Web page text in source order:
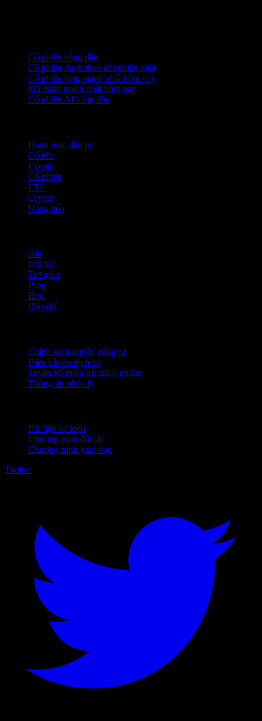
Cổ phiếu hàng đầu
Cổ phiếu được theo dõi nhiều nhất
Cổ phiếu tăng mạnh nhất hôm nay
Mã giảm mạnh nhất hôm nay
Cổ phiếu AI hàng đầu
Danh mục đầu tư
Cổ tức
Events
Cổ phiếu
ETF
Crypto
Hàng hóa
Giá
Đối tác
Trợ giúp
Blog
Học
Báo chí
Chính sách quyền riêng tư
Điều khoản dịch vụ
Tuyên bố miễn trừ trách nhiệm
Thông tin pháp lý
Dữ liệu sự kiện
Chương trình đối tác
Chương trình giáo dục
Twitter